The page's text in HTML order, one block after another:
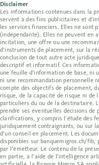
Disclaimer
Les informations contenues dans la
servent à des fins publicitaires et
les services financiers. Elles ne sont
(indépendante). Elles ne peuvent en
incitation, une offre ou une
d’instruments de placement, sur la
conclusion de tout autre acte
descriptif et informatif. Ces
une feuille d’information de base, ni
ni une recommandation personnelle
compte des objectifs de placement,
risque, de la capacité de risque ni de
particuliers du ou de la destinataire.
prendre ses éventuelles décisions de
clarifications, y compris l’étude des
juridiquement contraignants, ou sur
d’un conseil en placement. Les
disponibles sur banquemigros.ch/fib,
par l’émetteur. Le contenu de la
en partie, à l’aide de l’intelligence